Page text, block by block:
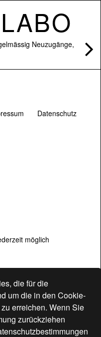
die für die
um die in den Cookie-
erreichen. Wenn Sie
zurückziehen
Neuzugänge,
Datenschutz
möglich